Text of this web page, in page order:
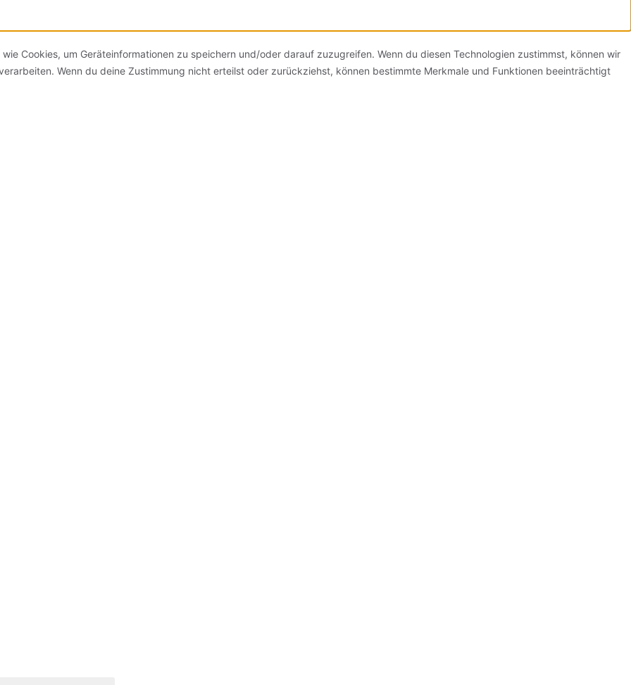
Cookies, um Geräteinformationen zu speichern und/oder darauf zuzugreifen. Wenn du diesen Technologien zustimmst, können wir
Wenn du deine Zustimmung nicht erteilst oder zurückziehst, können bestimmte Merkmale und Funktionen beeinträchtigt